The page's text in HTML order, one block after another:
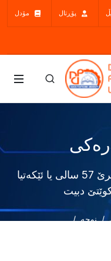
پۆڕتال مۆدل
سەرۆکا زانکۆیێ پشکداری کونگرێ 57 سالی یا ئێکەتیا
دبیت
نوچە